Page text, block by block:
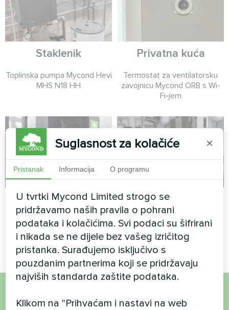
Staklenik
Toplinska pumpa Mycond Hevi
MHS N18 HH
Privatna kuća
Termostat za ventilatorsku
zavojnicu Mycond ORB s Wi-
Fi-jem
Vikendica
Split toplinska pumpa serije
Artic Home Smart
Vikendica
Split toplinska pumpa serije
Artic Home Smart
Suglasnost za kolačiće ×
Pristanak Informacija O programu
U tvrtki Mycond Limited strogo se
pridržavamo naših pravila o pohrani
podataka i kolačićima. Svi podaci su šifrirani
i nikada se ne dijele bez vašeg izričitog
pristanka. Surađujemo isključivo s
pouzdanim partnerima koji se pridržavaju
najviših standarda zaštite podataka.
Klikom na "Prihvaćam i nastavi na web